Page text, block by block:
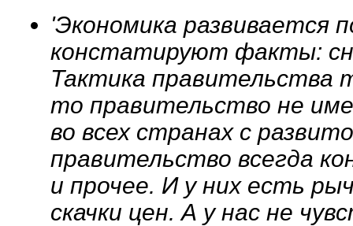
'Экономика развивается
констатируют факты:
Тактика правительства
то правительство не
во всех странах с
правительство всегда
и прочее. И у них есть
скачки цен. А у нас не